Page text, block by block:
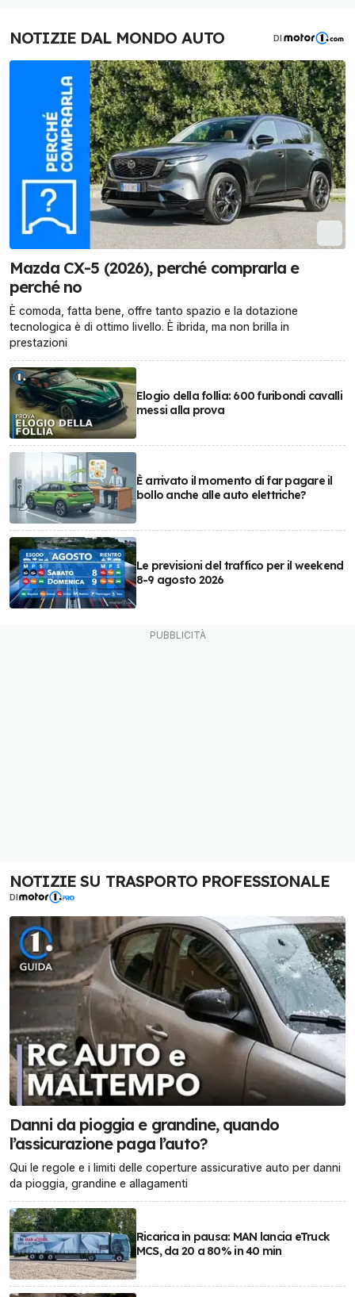
NOTIZIE DAL MONDO AUTO DI
Mazda CX-5 (2026), perché comprarla e
perché no
È comoda, fatta bene, offre tanto spazio e la dotazione
tecnologica è di ottimo livello. È ibrida, ma non brilla in
prestazioni
Elogio della follia: 600 furibondi cavalli
messi alla prova
È arrivato il momento di far pagare il
bollo anche alle auto elettriche?
Le previsioni del traffico per il weekend
8-9 agosto 2026
NOTIZIE SU TRASPORTO PROFESSIONALE
DI
Danni da pioggia e grandine, quando
l’assicurazione paga l’auto?
Qui le regole e i limiti delle coperture assicurative auto per danni
da pioggia, grandine e allagamenti
Ricarica in pausa: MAN lancia eTruck
MCS, da 20 a 80% in 40 min